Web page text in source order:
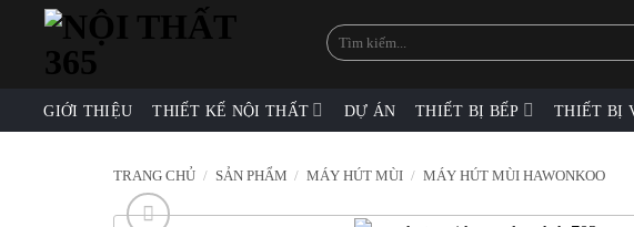
content
Tìm
kiếm:
GIỚI THIỆU THIẾT KẾ NỘI THẤT DỰ ÁN THIẾT BỊ BẾP THIẾT BỊ
TRANG CHỦ / SẢN PHẨM / MÁY HÚT MÙI / MÁY HÚT MÙI HAWONKOO